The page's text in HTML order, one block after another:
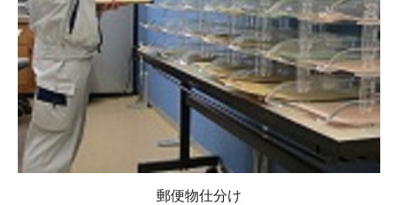
郵便物仕分け